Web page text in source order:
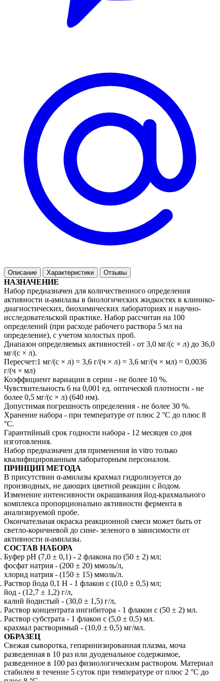
Описание Характеристики Отзывы
НАЗНАЧЕНИЕ
Набор предназначен для количественного определения
активности α-амилазы в биологических жидкостях в клинико-
диагностических, биохимических лабораториях и научно-
исследовательской практике. Набор рассчитан на 100
определений (при расходе рабочего раствора 5 мл на
определение), с учетом холостых проб.
Диапазон определяемых активностей - от 3,0 мг/(с × л) до 36,0
мг/(с × л).
Пересчет:1 мг/(с × л) = 3,6 г/(ч × л) = 3,6 мг/(ч × мл) = 0,0036
г/(ч × мл)
Коэффициент вариации в серии - не более 10 %.
Чувствительность 6 на 0,001 ед. оптической плотности - не
более 0,5 мг/(с × л) (640 нм).
Допустимая погрешность определения - не более 30 %.
Хранение набора - при температуре от плюс 2 °С до плюс 8
°С.
Гарантийный срок годности набора - 12 месяцев со дня
изготовления.
Набор предназначен для применения in vitro только
квалифицированным лабораторным персоналом.
ПРИНЦИП МЕТОДА
В присутствии α-амилазы крахмал гидролизуется до
производных, не дающих цветной реакции с йодом.
Изменение интенсивности окрашивания йод-крахмального
комплекса пропорционально активности фермента в
анализируемой пробе.
Окончательная окраска реакционной смеси может быть от
светло-коричневой до сине- зеленого в зависимости от
активности α-амилазы.
СОСТАВ НАБОРА
Буфер рН (7,0 ± 0,1) - 2 флакона по (50 ± 2) мл;
фосфат натрия - (200 ± 20) ммоль/л,
хлорид натрия - (150 ± 15) ммоль/л.
Раствор йода 0,1 Н - 1 флакон с (10,0 ± 0,5) мл;
йод - (12,7 ± 1,2) г/л,
калий йодистый - (30,0 ± 1,5) г/л,
Раствор концентрата ингибитора - 1 флакон с (50 ± 2) мл.
Раствор субстрата - 1 флакон с (5,0 ± 0,5) мл.
крахмал растворимый - (10,0 ± 0,5) мг/мл.
ОБРАЗЕЦ
Свежая сыворотка, гепаринизированная плазма, моча
разведенная в 10 раз или дуоденальное содержимое,
разведенное в 100 раз физиологическим раствором. Материал
стабилен в течение 5 суток при температуре от плюс 2 °С до